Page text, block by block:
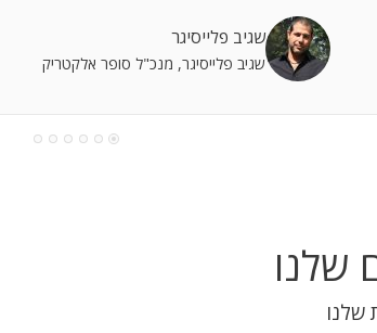
שגיב פלייסיגר
שגיב פלייסיגר, מנכ"ל סופר אלקטריק
שלנו
שלנו